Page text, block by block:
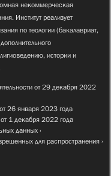
некоммерческая
Институт реализует
по теологии (бакалавриат,
истории и
от 29 декабря 2022
26 января 2023 года
1 декабря 2022 года
данных
для распространения